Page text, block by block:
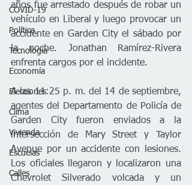
COVID-19
Política
Tecnología
Economía
Elecciones
Clima
Vivienda
Escuelas
Calles
años fue arrestado después de robar un
vehículo en Liberal y luego provocar un
accidente en Garden City el sábado por
la noche. Jonathan Ramírez-Rivera
enfrenta cargos por el incidente.
A las 11:25 p. m. del 14 de septiembre,
agentes del Departamento de Policía de
Garden City fueron enviados a la
intersección de Mary Street y Taylor
Avenue por un accidente con lesiones.
Los oficiales llegaron y localizaron una
Chevrolet Silverado volcada y un